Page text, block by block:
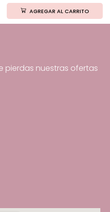
AGREGAR AL CARRITO
pierdas nuestras ofertas